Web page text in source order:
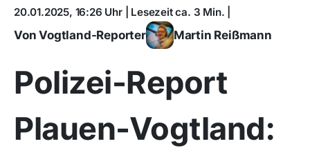
20.01.2025, 16:26 Uhr | Lesezeit ca. 3 Min. |
Von Vogtland-Reporter Martin Reißmann
Polizei-Report
Plauen-Vogtland: